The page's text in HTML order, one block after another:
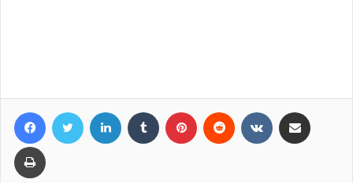
FacebookTwitter LinkedIn Tumblr Pinterest Reddit VKontakte
Imprimir